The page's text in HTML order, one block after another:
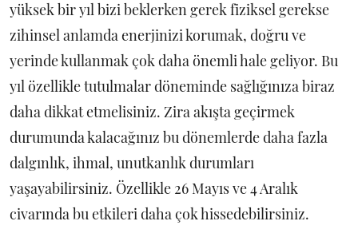
yüksek bir yıl bizi beklerken gerek fiziksel gerekse
zihinsel anlamda enerjinizi korumak, doğru ve
yerinde kullanmak çok daha önemli hale geliyor. Bu
yıl özellikle tutulmalar döneminde sağlığınıza biraz
daha dikkat etmelisiniz. Zira akışta geçirmek
durumunda kalacağınız bu dönemlerde daha fazla
dalgınlık, ihmal, unutkanlık durumları
yaşayabilirsiniz. Özellikle 26 Mayıs ve 4 Aralık
civarında bu etkileri daha çok hissedebilirsiniz.